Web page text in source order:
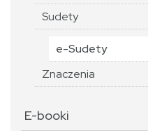
Sudety
e-Sudety
Znaczenia
E-booki